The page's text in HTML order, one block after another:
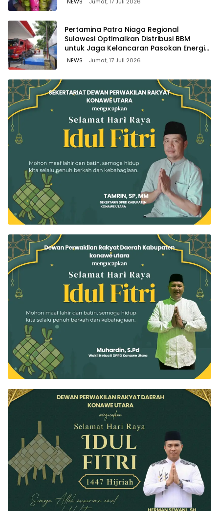
Pertamina Patra Niaga Regional
Sulawesi Optimalkan Distribusi BBM
untuk Jaga Kelancaran Pasokan Energi
di Seluruh Wilayah Sulawesi
NEWS Jumat, 17 Juli 2026